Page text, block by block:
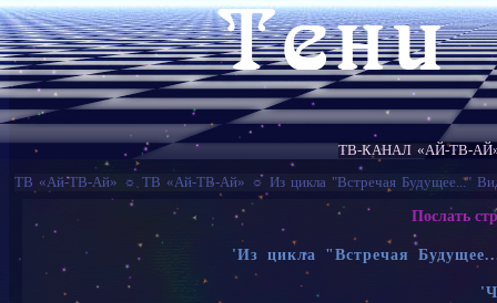
ТВ-КАНАЛ «АЙ-ТВ-
ТВ «Ай-ТВ-Ай» ☼ ТВ «Ай-ТВ-Ай» ☼ Из цикла "Встречая Будущее..."
Послать
'Из цикла "Встречая